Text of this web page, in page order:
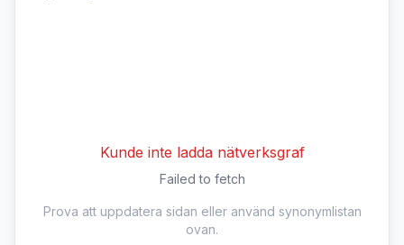
Kunde inte ladda nätverksgraf
Failed to fetch
Prova att uppdatera sidan eller använd synonymlistan
ovan.